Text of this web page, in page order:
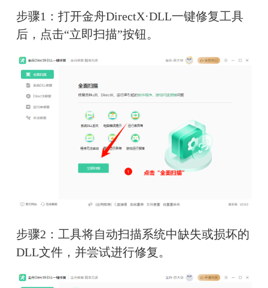
步骤1：打开金舟DirectX·DLL一键修复工具
后，点击“立即扫描”按钮。
步骤2：工具将自动扫描系统中缺失或损坏的
DLL文件，并尝试进行修复。